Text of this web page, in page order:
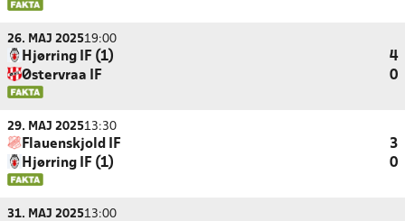
26. MAJ 202519:00
Hjørring IF (1)
4
Østervraa IF
0
29. MAJ 202513:30
Flauenskjold IF
3
Hjørring IF (1)
0
31. MAJ 202513:00